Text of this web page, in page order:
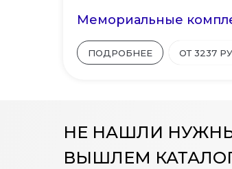
Мемориальные
ПОДРОБНЕЕ ОТ 3237
НЕ НАШЛИ
ВЫШЛЕМ